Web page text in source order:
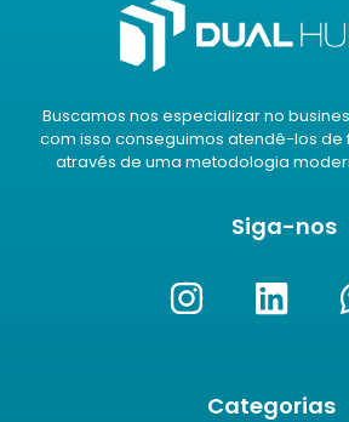
Buscamos nos especializar no
com isso conseguimos atendê-los
através de uma metodologia
Siga-nos
Categorias